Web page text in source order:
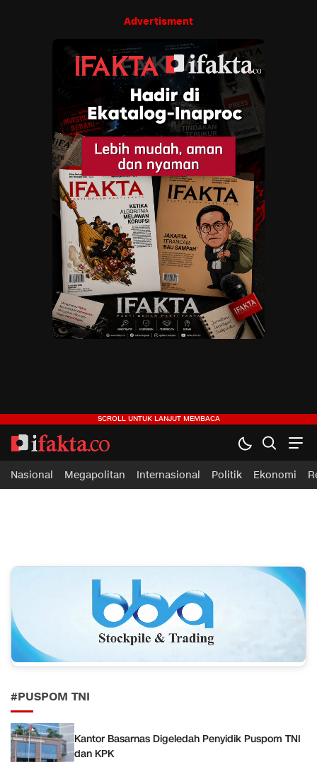
Advertisment
ifakta.co
#pastibenar
Nasional Megapolitan Internasional Politik Ekonomi
#PUSPOM TNI
Kantor Basarnas Digeledah Penyidik Puspom TNI
dan KPK